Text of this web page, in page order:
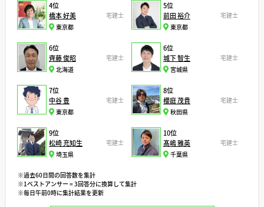
4位
橋本 好美
宅建士
東京都
5位
前田 裕介
宅建士
東京都
6位
齊藤 俊昭
宅建士
北海道
6位
城下 智生
宅建士
宮城県
7位
中谷 豊
宅建士
東京都
8位
櫻庭 茂貴
宅建士
秋田県
9位
松崎 充知生
宅建士
埼玉県
10位
髙嶋 雅英
宅建士
千葉県
※過去60日間の回答数を集計
※1ベストアンサー = 3回答分に換算して集計
※毎日午前0時に集計結果を更新